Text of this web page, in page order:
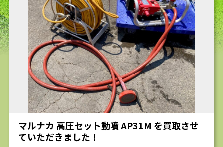
お問い合わせ
求人
マルナカ 高圧セット動噴 AP31M を買取させ
ていただきました！